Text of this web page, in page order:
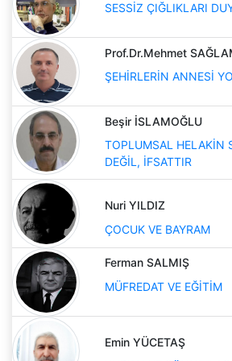
SESSİZ ÇIĞLIKLARI
Prof.Dr.Mehmet
ŞEHİRLERİN ANNESİ
Beşir İSLAMOĞLU
TOPLUMSAL HELAKİN
DEĞİL, İFSATTIR
Nuri YILDIZ
ÇOCUK VE BAYRAM
Ferman SALMIŞ
MÜFREDAT VE EĞİTİM
Emin YÜCETAŞ